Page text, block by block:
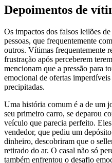
Depoimentos de
Os impactos dos falsos leilões
pessoas, que frequentemente
outros. Vítimas frequentemente
frustração após perceberem
mencionam que a pressão para
emocional de ofertas
precipitadas.
Uma história comum é a de um
seu primeiro carro, se deparou
veículo que parecia perfeito.
vendedor, que pediu um
dinheiro, descobriram que o
retirado do ar. O casal não só
também enfrentou o desafio